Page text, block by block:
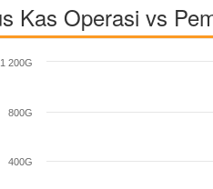
Kas Operasi vs
400G
800G
1 200G